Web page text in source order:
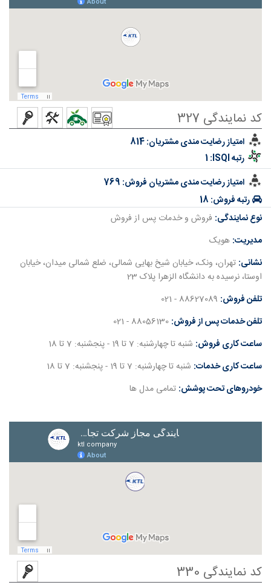
کد نمایندگی 327
امتیاز رضایت مندی مشتریان:
رتبه ISQI:
1
امتیاز رضایت مندی مشتریان فروش:
رتبه فروش: 18
نوع نمایندگی: فروش و خدمات پس از فروش
مدیریت: هویک
نشانی: تهران، ونک، خیابان شیخ بهایی شمالی، ضلع شمالی میدان، خیابان
اوستا، نرسیده به دانشگاه الزهرا پلاک 23
تلفن فروش:
تلفن خدمات پس از فروش:
ساعت کاری فروش: شنبه تا چهارشنبه: 7 تا 19 - پنجشنبه: 7 تا 18
ساعت کاری خدمات: شنبه تا چهارشنبه: 7 تا 19 - پنجشنبه: 7 تا 18
خودروهای تحت پوشش: تمامی مدل ها
کد نمایندگی 330